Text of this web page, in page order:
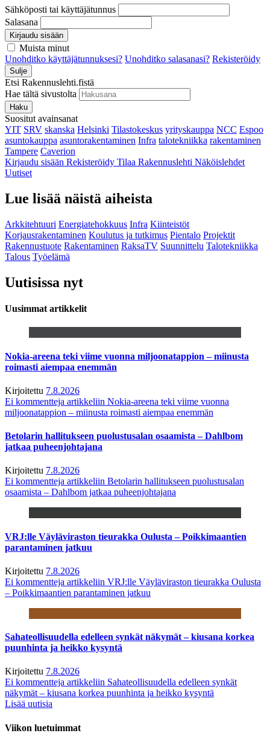
Sähköposti tai käyttäjätunnus
Salasana
Kirjaudu sisään
Muista minut
Unohditko käyttäjätunnuksesi? Unohditko salasanasi? Rekisteröidy
Sulje
Etsi Rakennuslehti.fistä
Hae tältä sivustolta
Haku
Suositut avainsanat
YIT SRV skanska Helsinki Tilastokeskus yrityskauppa NCC Espoo
asuntokauppa asuntorakentaminen Infra talotekniikka rakentaminen
Tampere Caverion
Kirjaudu sisään Rekisteröidy Tilaa Rakennuslehti Näköislehdet
Uutiset
Lue lisää näistä aiheista
Arkkitehtuuri Energiatehokkuus Infra Kiinteistöt
Korjausrakentaminen Koulutus ja tutkimus Pientalo Projektit
Rakennustuote Rakentaminen RaksaTV Suunnittelu Talotekniikka
Talous Työelämä
Uutisissa nyt
Uusimmat artikkelit
Nokia-areena teki viime vuonna miljoonatappion – miinusta
roimasti aiempaa enemmän
Kirjoitettu 7.8.2026
Ei kommentteja artikkeliin Nokia-areena teki viime vuonna
miljoonatappion – miinusta roimasti aiempaa enemmän
Betolarin hallitukseen puolustusalan osaamista – Dahlbom
jatkaa puheenjohtajana
Kirjoitettu 7.8.2026
Ei kommentteja artikkeliin Betolarin hallitukseen puolustusalan
osaamista – Dahlbom jatkaa puheenjohtajana
VRJ:lle Väyläviraston tieurakka Oulusta – Poikkimaantien
parantaminen jatkuu
Kirjoitettu 7.8.2026
Ei kommentteja artikkeliin VRJ:lle Väyläviraston tieurakka Oulusta
– Poikkimaantien parantaminen jatkuu
Sahateollisuudella edelleen synkät näkymät – kiusana korkea
puunhinta ja heikko kysyntä
Kirjoitettu 7.8.2026
Ei kommentteja artikkeliin Sahateollisuudella edelleen synkät
näkymät – kiusana korkea puunhinta ja heikko kysyntä
Lisää uutisia
Viikon luetuimmat